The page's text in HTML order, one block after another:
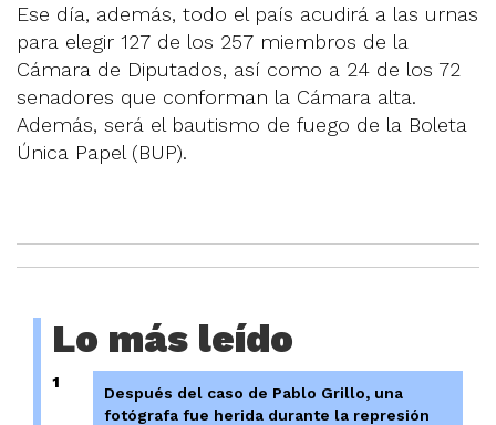
Ese día, además, todo el país acudirá a las urnas
para elegir 127 de los 257 miembros de la
Cámara de Diputados, así como a 24 de los 72
senadores que conforman la Cámara alta.
Además, será el bautismo de fuego de la Boleta
Única Papel (BUP).
Lo más leído
1
Después del caso de Pablo Grillo, una
fotógrafa fue herida durante la represión